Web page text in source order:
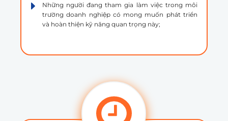
Những người đang tham gia làm việc trong môi
trường doanh nghiệp có mong muốn phát triển
và hoàn thiện kỹ năng quan trọng này;